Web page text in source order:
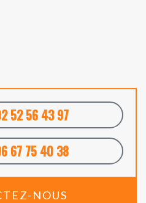
52 56 43 97
67 75 40 38
NOUS